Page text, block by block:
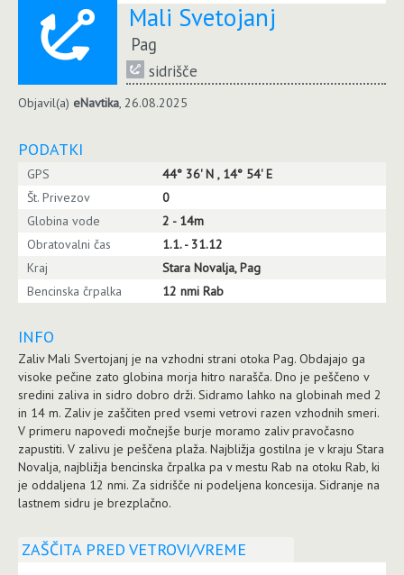
Mali Svetojanj
Pag
sidrišče
Objavil(a) eNavtika, 26.08.2025
PODATKI
GPS
44° 36' N , 14° 54' E
Št. Privezov
0
Globina vode
2 - 14m
Obratovalni čas
1.1. - 31.12
Kraj
Stara Novalja, Pag
Bencinska črpalka
12 nmi Rab
INFO
Zaliv Mali Svertojanj je na vzhodni strani otoka Pag. Obdajajo ga
visoke pečine zato globina morja hitro narašča. Dno je peščeno v
sredini zaliva in sidro dobro drži. Sidramo lahko na globinah med 2
in 14 m. Zaliv je zaščiten pred vsemi vetrovi razen vzhodnih smeri.
V primeru napovedi močnejše burje moramo zaliv pravočasno
zapustiti. V zalivu je peščena plaža. Najbližja gostilna je v kraju Stara
Novalja, najbližja bencinska črpalka pa v mestu Rab na otoku Rab, ki
je oddaljena 12 nmi. Za sidrišče ni podeljena koncesija. Sidranje na
lastnem sidru je brezplačno.
ZAŠČITA PRED VETROVI/VREME